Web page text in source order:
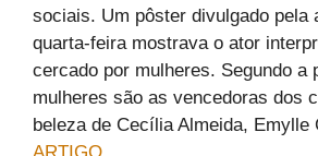
sociais. Um pôster divulgado pela
quarta-feira mostrava o ator
cercado por mulheres. Segundo a
mulheres são as vencedoras dos
beleza de Cecília Almeida,